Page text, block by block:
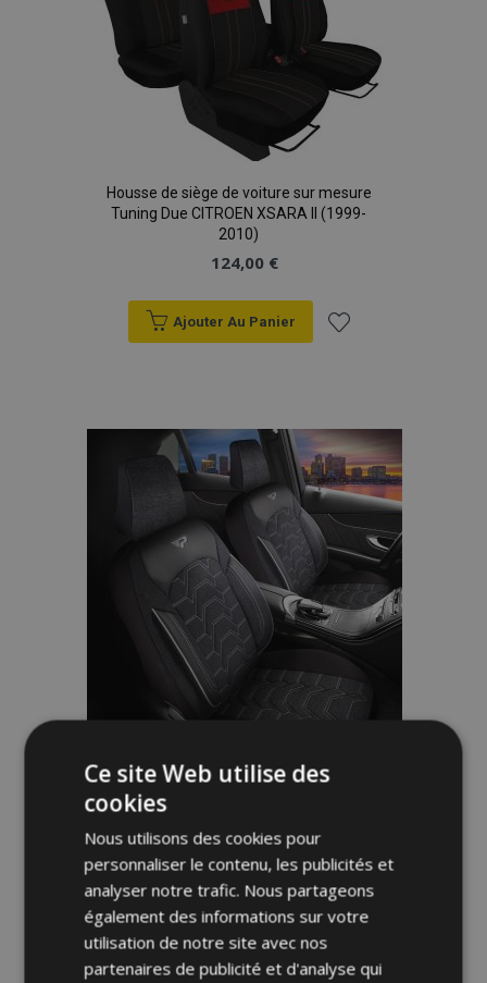
Housse de siège de voiture sur mesure
Tuning Due CITROEN XSARA II (1999-
2010)
124,00 €
Ajouter Au Panier
liste
d'achats
Housse de siège auto RUSH noir-gris
142,00 €
Ajouter
Ce site Web utilise des
cookies
Nous utilisons des cookies pour
personnaliser le contenu, les publicités et
analyser notre trafic. Nous partageons
également des informations sur votre
utilisation de notre site avec nos
partenaires de publicité et d'analyse qui